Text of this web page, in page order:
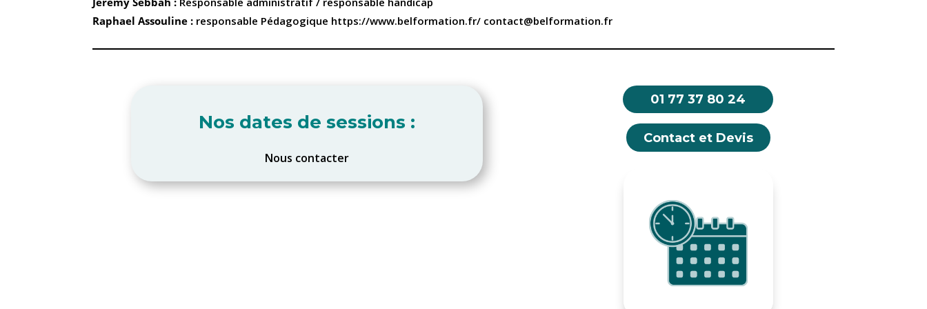
Raphael Assouline : responsable Pédagogique https://www.belformation.fr/ contact@belformation.fr
Nos dates de sessions :
Nous contacter
01 77 37 80 24
Contact et Devis